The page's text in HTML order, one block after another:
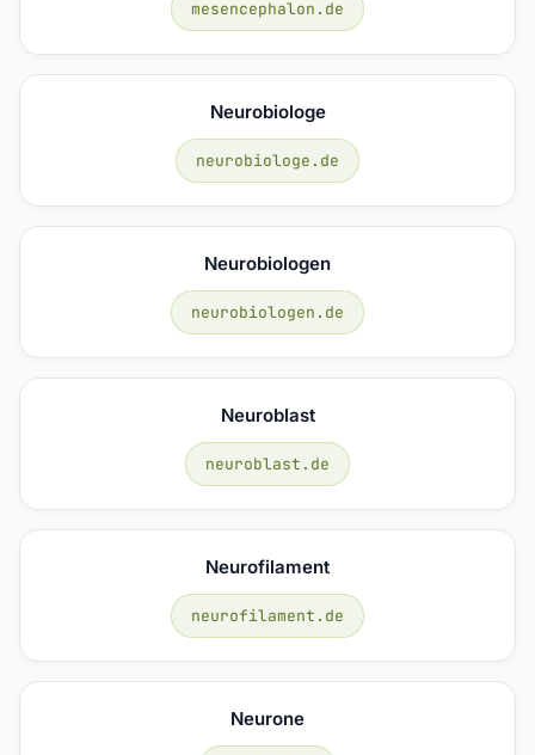
mesencephalon.de
Neurobiologe
neurobiologe.de
Neurobiologen
neurobiologen.de
Neuroblast
neuroblast.de
Neurofilament
neurofilament.de
Neurone